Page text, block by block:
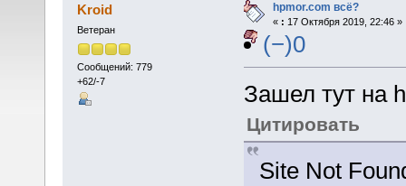
Kroid
Ветеран
Сообщений: 779
+62/-7
hpmor.com всё?
« : 17 Октября 2019, 22:46 »
(−)0
Зашел тут на
Цитировать
Site Not